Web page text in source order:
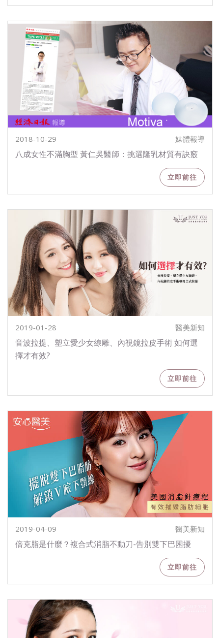
2018-10-29 媒體報導
八成女性不滿胸型 黃仁吳醫師：挑選隆乳材質有訣竅
立即前往
2019-01-28 醫美新知
音波拉提、塑立愛少女線雕、內視鏡拉皮手術 如何選
擇才有效?
立即前往
2019-04-09 醫美新知
倍克脂是什麼？複合式消脂不動刀-告別雙下巴困擾
立即前往